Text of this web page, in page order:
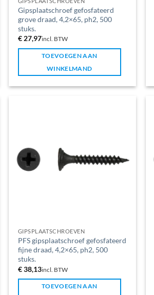
Gipsplaatschroef gefosfateerd
grove draad, 4,2×65, ph2, 500
stuks.
€27,97incl. BTW
TOEVOEGEN AAN
WINKELMAND
GIPSPLAATSCHROEVEN
PFS gipsplaatschroef gefosfateerd
fijne draad, 4,2×65, ph2, 500
stuks.
€38,13incl. BTW
TOEVOEGEN AAN